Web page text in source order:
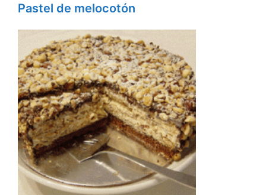
Pastel de melocotón